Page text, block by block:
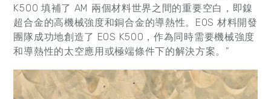
K500 填補了 AM 兩個材料世界之間的重要空白，即鎳
超合金的高機械強度和銅合金的導熱性。EOS 材料開發
團隊成功地創造了 EOS K500，作為同時需要機械強度
和導熱性的太空應用或極端條件下的解決方案。”